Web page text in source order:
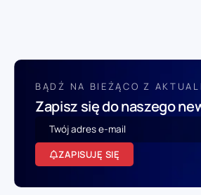
BĄDŹ NA BIEŻĄCO Z
Zapisz się do naszego
ZAPISUJĘ SIĘ